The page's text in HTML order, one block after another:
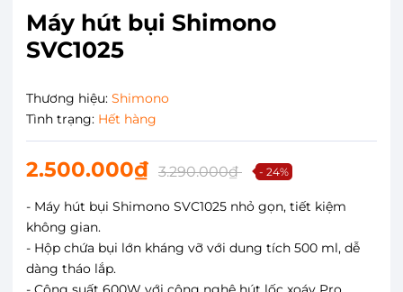
Máy hút bụi Shimono
SVC1025
Thương hiệu: Shimono
Tình trạng: Hết hàng
2.500.000₫ 3.290.000₫ - 24%
- Máy hút bụi Shimono SVC1025 nhỏ gọn, tiết kiệm
không gian.
- Hộp chứa bụi lớn kháng vỡ với dung tích 500 ml, dễ
dàng tháo lắp.